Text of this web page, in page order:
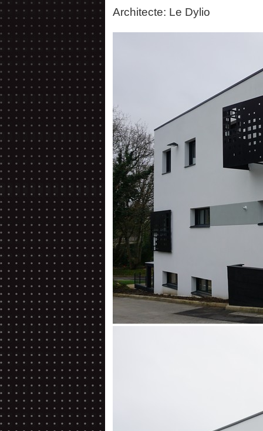
Architecte: Le Dylio